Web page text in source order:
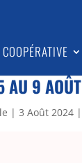
COOPÉRATIVE
AU 9 AOÛT
| 3 Août 2024 |